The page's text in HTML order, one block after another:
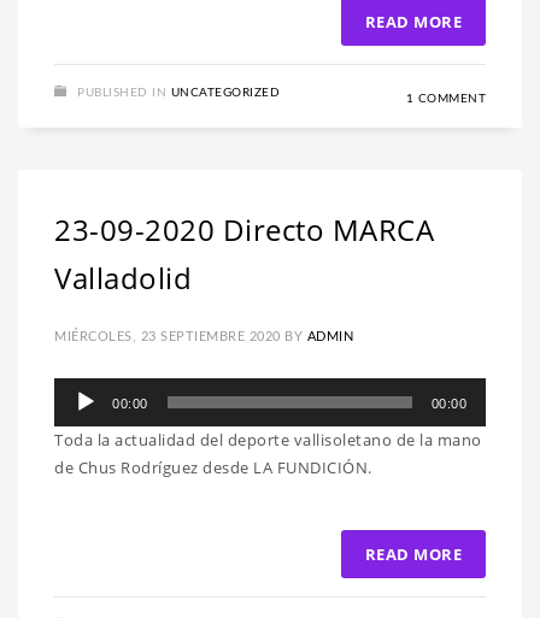
READ MORE
PUBLISHED IN UNCATEGORIZED 1 COMMENT
23-09-2020 Directo MARCA
Valladolid
MIÉRCOLES, 23 SEPTIEMBRE 2020 BY ADMIN
Reproductor
audio
00:00 00:00
Toda la actualidad del deporte vallisoletano de la mano
de Chus Rodríguez desde LA FUNDICIÓN.
READ MORE